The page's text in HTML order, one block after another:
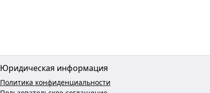
Юридическая информация
Политика конфиденциальности